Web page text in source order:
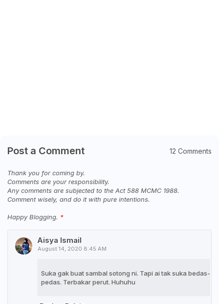
Post a Comment 12 Comments
Thank you for coming by.
Comments are your responsibility.
Any comments are subjected to the Act 588 MCMC 1988.
Comment wisely, and do it with pure intentions.
Happy Blogging.
Aisya Ismail
August 14, 2020 8:45 AM
Suka gak buat sambal sotong ni. Tapi ai tak suka bedas-
pedas. Terbakar perut. Huhuhu